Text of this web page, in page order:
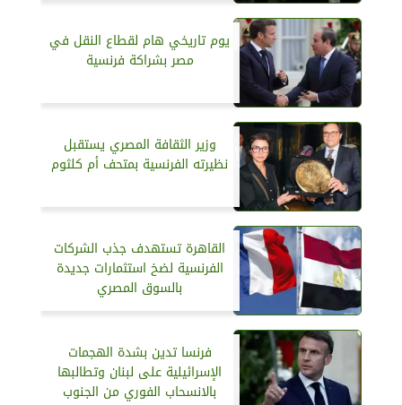
يوم تاريخي هام لقطاع النقل في
مصر بشراكة فرنسية
وزير الثقافة المصري يستقبل
نظيرته الفرنسية بمتحف أم كلثوم
القاهرة تستهدف جذب الشركات
الفرنسية لضخ استثمارات جديدة
بالسوق المصري
فرنسا تدين بشدة الهجمات
الإسرائيلية على لبنان وتطالبها
بالانسحاب الفوري من الجنوب